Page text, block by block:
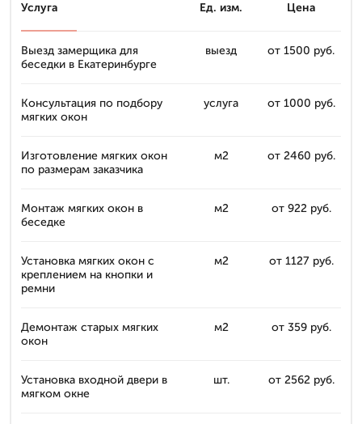
Услуга Ед. изм. Цена
Выезд замерщика для
беседки в Екатеринбурге
выезд от 1500 руб.
Консультация по подбору
мягких окон
услуга от 1000 руб.
Изготовление мягких окон
по размерам заказчика
м2 от 2460 руб.
Монтаж мягких окон в
беседке
м2 от 922 руб.
Установка мягких окон с
креплением на кнопки и
ремни
м2 от 1127 руб.
Демонтаж старых мягких
окон
м2 от 359 руб.
Установка входной двери в
мягком окне
шт. от 2562 руб.